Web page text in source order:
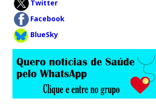
Twitter
Facebook
BlueSky